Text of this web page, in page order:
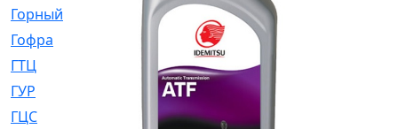
Горный
[1]
Гофра
ГТЦ
[96]
ГУР
[34]
ГЦC
[6]